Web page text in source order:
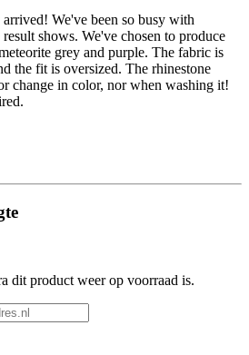
We've been so busy with
shows. We've chosen to produce
grey and purple. The fabric is
the fit is oversized. The rhinestone
change in color, nor when washing it!
dit product weer op voorraad is.